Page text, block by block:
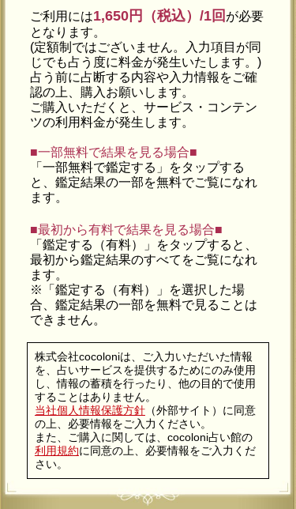
ご利用には1,650円（税込）/1回 が必要
となります。
(定額制ではございません。入力項目が同
じでも占う度に料金が発生いたします。)
占う前に占断する内容や入力情報をご確
認の上、購入お願いします。
ご購入いただくと、サービス・コンテン
ツの利用料金が発生します。
■一部無料で結果を見る場合■
「一部無料で鑑定する」をタップする
と、鑑定結果の一部を無料でご覧になれ
ます。
■最初から有料で結果を見る場合■
「鑑定する（有料）」をタップすると、
最初から鑑定結果のすべてをご覧になれ
ます。
※「鑑定する（有料）」を選択した場
合、鑑定結果の一部を無料で見ることは
できません。
株式会社cocoloniは、ご入力いただいた情報
を、占いサービスを提供するためにのみ使用
し、情報の蓄積を行ったり、他の目的で使用
することはありません。
当社個人情報保護方針（外部サイト）に同意
の上、必要情報をご入力ください。
また、ご購入に関しては、cocoloni占い館の
利用規約に同意の上、必要情報をご入力くだ
さい。